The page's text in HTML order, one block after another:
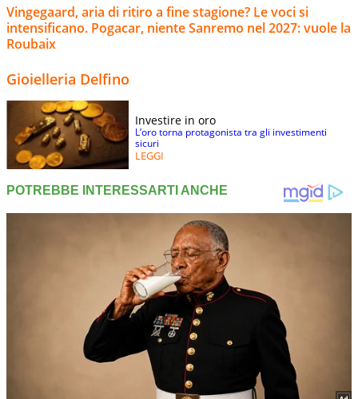
Vingegaard, aria di ritiro a fine stagione? Le voci si
intensificano. Pogacar, niente Sanremo nel 2027: vuole la
Roubaix
Gioielleria Delfino
Investire in oro
L’oro torna protagonista tra gli investimenti
sicuri
LEGGI